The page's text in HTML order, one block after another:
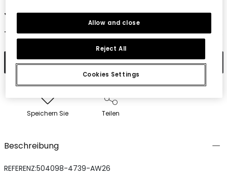
Jungen-Strickshirt grün Buchstaben-Print
19,95 €
In den Warenkorb
Speichern Sie Teilen
Beschreibung
REFERENZ:504098-4739-AW26
Cookies Settings
Reject All
Allow and close